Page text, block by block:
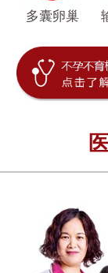
多囊卵巢